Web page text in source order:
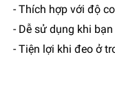
- Thích hợp với độ
- Dễ sử dụng khi
- Tiện lợi khi đeo ở